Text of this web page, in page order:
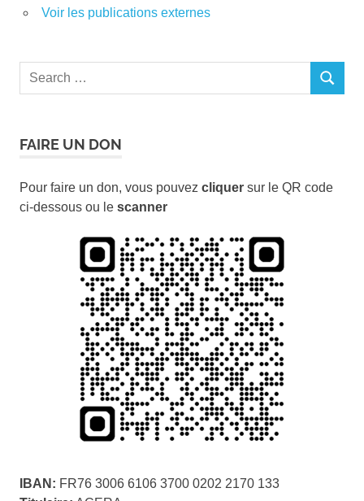
Voir les publications externes
Search
SEARCH
FAIRE UN DON
Pour faire un don, vous pouvez cliquer sur le QR code
ci-dessous ou le scanner
IBAN: FR76 3006 6106 3700 0202 2170 133